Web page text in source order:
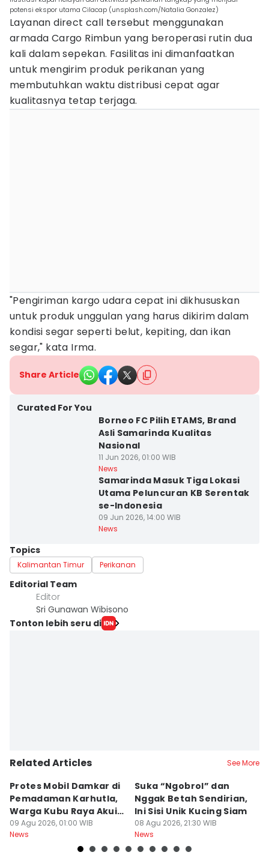
potensi ekspor utama Cilacap (unsplash.com/Natalia Gonzalez)
Layanan direct call tersebut menggunakan
armada Cargo Rimbun yang beroperasi rutin dua
kali dalam sepekan. Fasilitas ini dimanfaatkan
untuk mengirim produk perikanan yang
membutuhkan waktu distribusi cepat agar
kualitasnya tetap terjaga.
"Pengiriman kargo udara cepat ini dikhususkan
untuk produk unggulan yang harus dikirim dalam
kondisi segar seperti belut, kepiting, dan ikan
segar," kata Irma.
Share Article
Curated For You
Borneo FC Pilih ETAMS, Brand
Asli Samarinda Kualitas
Nasional
11 Jun 2026, 01:00 WIB
News
Samarinda Masuk Tiga Lokasi
Utama Peluncuran KB Serentak
se-Indonesia
09 Jun 2026, 14:00 WIB
News
Topics
Kalimantan Timur Perikanan
Editorial Team
Editor
Sri Gunawan Wibisono
Tonton lebih seru di
Related Articles See More
Protes Mobil Damkar di
Pemadaman Karhutla,
Warga Kubu Raya Akui
Khilaf
09 Agu 2026, 01:00 WIB
News
Suka “Ngobrol” dan
Nggak Betah Sendirian,
Ini Sisi Unik Kucing Siam
08 Agu 2026, 21:30 WIB
News